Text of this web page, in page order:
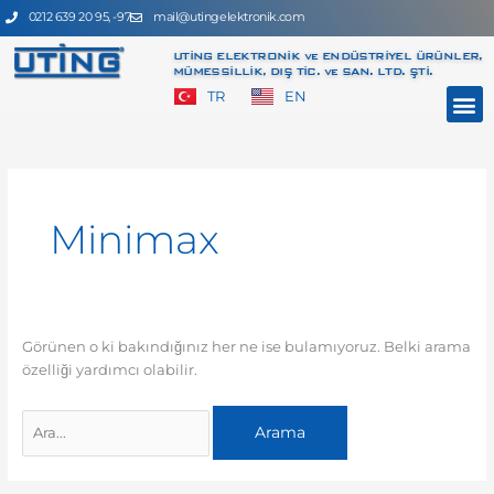
İçeriğe
atla
0212 639 20 95, -97 mail@utingelektronik.com
UTİNG ELEKTRONİK ve ENDÜSTRİYEL ÜRÜNLER,
MÜMESSİLLİK, DIŞ TİC. ve SAN. LTD. ŞTİ.
TR EN
Minimax
Görünen o ki bakındığınız her ne ise bulamıyoruz. Belki arama
özelliği yardımcı olabilir.